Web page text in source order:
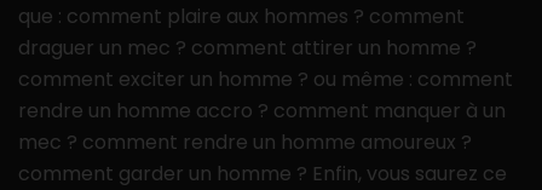
que : comment plaire aux hommes ? comment
draguer un mec ? comment attirer un homme ?
comment exciter un homme ? ou même : comment
rendre un homme accro ? comment manquer à un
mec ? comment rendre un homme amoureux ?
comment garder un homme ? Enfin, vous saurez ce